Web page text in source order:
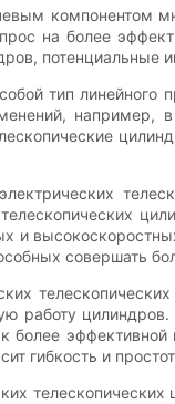
компонентом
на более
потенциальные
тип
например,
и
совершать
работу
более
гибкость и